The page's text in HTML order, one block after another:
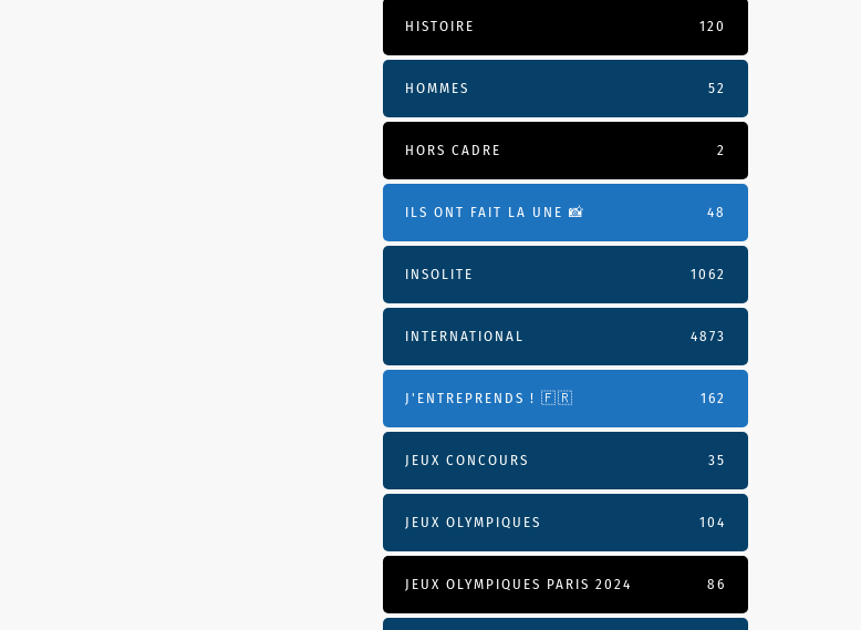
HISTOIRE 120
HOMMES 52
HORS CADRE 2
ILS ONT FAIT LA UNE 📸 48
INSOLITE 1062
INTERNATIONAL 4873
J'ENTREPRENDS ! 🇫🇷 162
JEUX CONCOURS 35
JEUX OLYMPIQUES 104
JEUX OLYMPIQUES PARIS 2024 86